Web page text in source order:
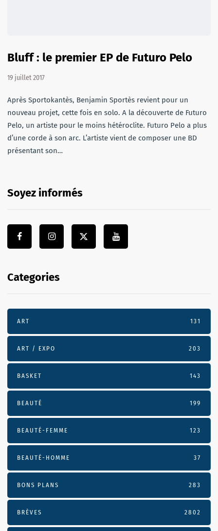
Bluff : le premier EP de Futuro Pelo
19 juillet 2017
Après Sportokantès, Benjamin Sportès revient pour un
nouveau projet, cette fois en solo. A la découverte de Futuro
Pelo, un artiste pour le moins hétéroclite. Futuro Pelo a plus
d’une corde à son arc. L’artiste vient de composer une BD
présentant son…
Soyez informés
Categories
ART 131
ART / EXPO 203
BASKET 143
BEAUTÉ 199
BEAUTÉ-FEMME 123
BEAUTÉ-HOMME 37
BONS PLANS 283
BRÈVES 2802